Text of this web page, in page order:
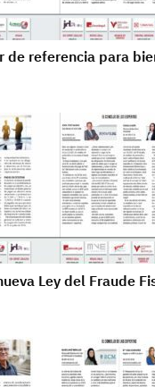
de referencia para
Ley del Fraude